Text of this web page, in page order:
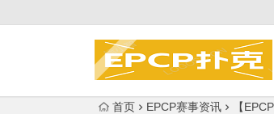
首页 EPCP赛事资讯 【